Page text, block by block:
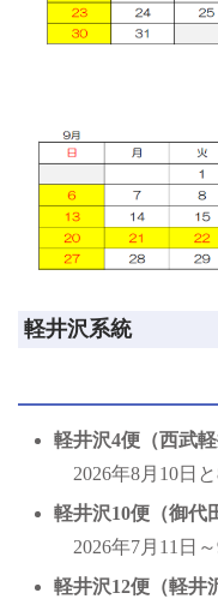
軽井沢系統
軽井沢4便（西武
2026年8月10日
軽井沢10便（御代
2026年7月11日
軽井沢12便（軽井